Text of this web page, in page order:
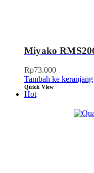
Miyako
Rp73.000
Tambah ke keranjang
Quick View
Hot